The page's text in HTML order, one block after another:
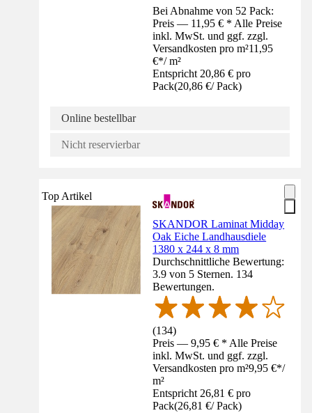
Bei Abnahme von 52 Pack:
Preis — 11,95 € * Alle Preise
inkl. MwSt. und ggf. zzgl.
Versandkosten pro m²11,95
€*/ m²
Entspricht 20,86 € pro
Pack(20,86 €/ Pack)
Online bestellbar
Nicht reservierbar
Top Artikel
SKANDOR Laminat Midday
Oak Eiche Landhausdiele
1380 x 244 x 8 mm
Durchschnittliche Bewertung:
3.9 von 5 Sternen. 134
Bewertungen.
(134)
Preis — 9,95 € * Alle Preise
inkl. MwSt. und ggf. zzgl.
Versandkosten pro m²9,95 €*/
m²
Entspricht 26,81 € pro
Pack(26,81 €/ Pack)